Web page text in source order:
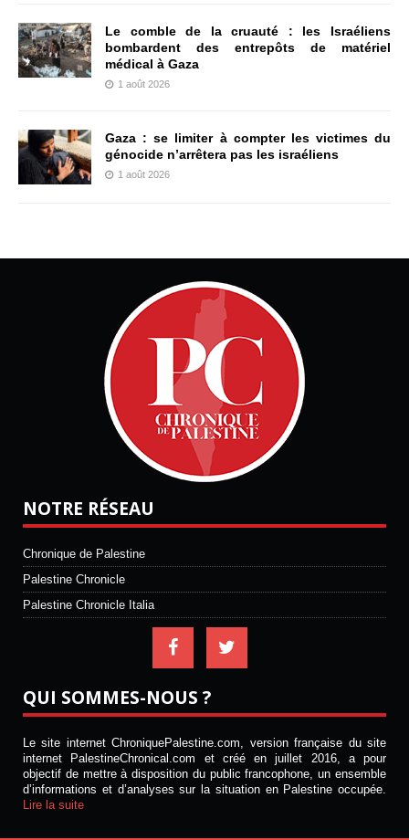
Le comble de la cruauté : les Israéliens
bombardent des entrepôts de matériel
médical à Gaza
1 août 2026
Gaza : se limiter à compter les victimes du
génocide n’arrêtera pas les israéliens
1 août 2026
NOTRE RÉSEAU
Chronique de Palestine
Palestine Chronicle
Palestine Chronicle Italia
QUI SOMMES-NOUS ?
Le site internet ChroniquePalestine.com, version française du site
internet PalestineChronical.com et créé en juillet 2016, a pour
objectif de mettre à disposition du public francophone, un ensemble
d’informations et d’analyses sur la situation en Palestine occupée.
Lire la suite